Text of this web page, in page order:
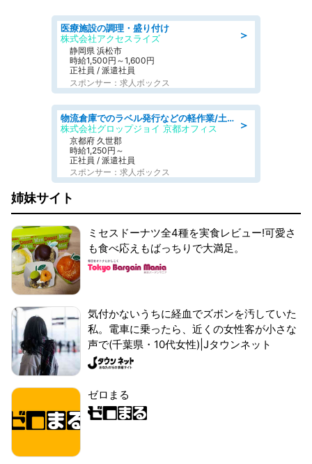
＞
医療施設の調理・盛り付け
株式会社アクセスライズ
静岡県 浜松市
時給1,500円～1,600円
正社員 / 派遣社員
スポンサー：求人ボックス
＞
物流倉庫でのラベル発行などの軽作業/土日祝休/残業なし/車通勤OK/交通費支給
株式会社グロップジョイ 京都オフィス
京都府 久世郡
時給1,250円～
正社員 / 派遣社員
スポンサー：求人ボックス
姉妹サイト
ミセスドーナツ全4種を実食レビュー!可愛さ
も食べ応えもばっちりで大満足。
気付かないうちに経血でズボンを汚していた
私。電車に乗ったら、近くの女性客が小さな
声で(千葉県・10代女性)|Jタウンネット
ゼロまる